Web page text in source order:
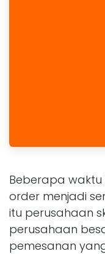
Beberapa waktu
order menjadi
itu perusahaan
perusahaan
pemesanan